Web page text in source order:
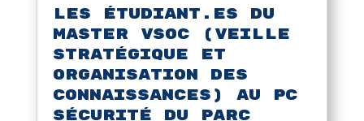
Les étudiant.es du
Master VSOC (veille
stratégique et
organisation des
connaissances) au PC
sécurité du Parc